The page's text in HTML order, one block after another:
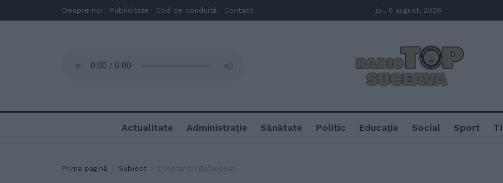
Despre noi Publicitate Cod de conduită Contact joi, 6 august, 2026
Actualitate Administrație Sănătate Politic Educație Social Sport
Prima pagină Subiect Constantin Balauseac